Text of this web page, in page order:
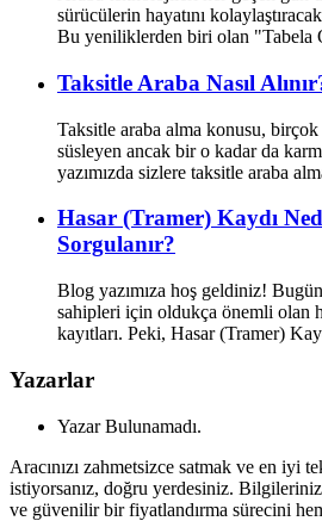
sürücülerin hayatını
Bu yeniliklerden biri olan "Tabela
Taksitle Araba Nasıl
Taksitle araba alma konusu,
süsleyen ancak bir o kadar da
yazımızda sizlere taksitle araba
Hasar (Tramer) Kaydı
Sorgulanır?
Blog yazımıza hoş geldiniz!
sahipleri için oldukça önemli olan
kayıtları. Peki, Hasar (Tramer)
Yazarlar
Yazar Bulunamadı.
Aracınızı zahmetsizce satmak ve en iyi
istiyorsanız, doğru yerdesiniz. Bilgilerinizi
ve güvenilir bir fiyatlandırma sürecini